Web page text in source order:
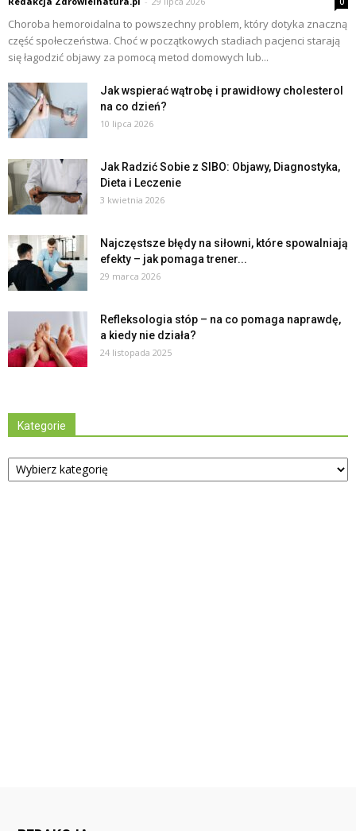
Choroba hemoroidalna to powszechny problem, który dotyka znaczną
część społeczeństwa. Choć w początkowych stadiach pacjenci starają
się łagodzić objawy za pomocą metod domowych lub...
Jak wspierać wątrobę i prawidłowy cholesterol
na co dzień?
10 lipca 2026
Jak Radzić Sobie z SIBO: Objawy, Diagnostyka,
Dieta i Leczenie
3 kwietnia 2026
Najczęstsze błędy na siłowni, które spowalniają
efekty – jak pomaga trener...
29 marca 2026
Refleksologia stóp – na co pomaga naprawdę,
a kiedy nie działa?
24 listopada 2025
Kategorie
Kategorie